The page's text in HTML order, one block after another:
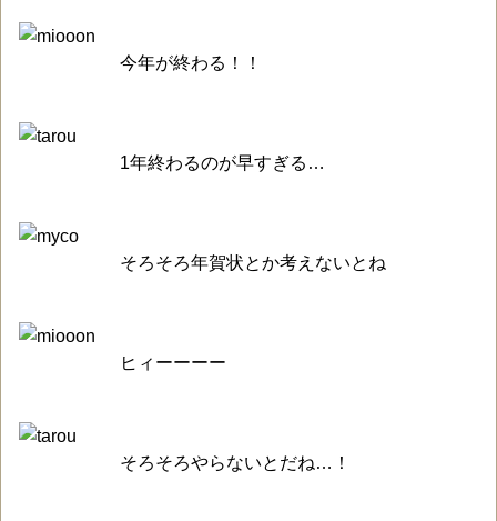
今年が終わる！！
1年終わるのが早すぎる…
そろそろ年賀状とか考えないとね
ヒィーーーー
そろそろやらないとだね…！